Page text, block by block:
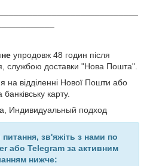
упродовж 48 годин після
службою доставки "Нова Пошта".
на відділенні Нової Пошти або
карту.
зв'яжіть з нами по
або Telegram за активним
нижче: